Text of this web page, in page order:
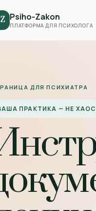
Psiho-Zakon
ПЛАТФОРМА ДЛЯ ПСИХОЛОГА
ДЛЯ ПСИХИАТРА
ПРАКТИКА — НЕ ХАОС